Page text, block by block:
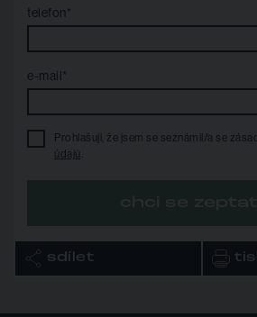
telefon*
e-mail*
Prohlašuji, že jsem se seznámil/a se
údajů
sdílet